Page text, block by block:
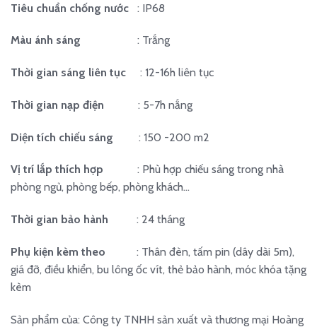
Tiêu chuẩn chống nước : IP68
Màu ánh sáng : Trắng
Thời gian sáng liên tục : 12-16h liên tục
Thời gian nạp điện : 5-7h nắng
Diện tích chiếu sáng : 150 -200 m2
Vị trí lắp thích hợp : Phù hợp chiếu sáng trong nhà
phòng ngủ, phòng bếp, phòng khách…
Thời gian bảo hành : 24 tháng
Phụ kiện kèm theo : Thân đèn, tấm pin (dây dài 5m),
giá đỡ, điều khiển, bu lông ốc vít, thẻ bảo hành, móc khóa tặng
kèm
Sản phẩm của: Công ty TNHH sản xuất và thương mại Hoàng